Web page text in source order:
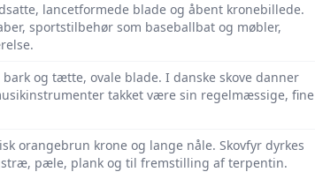
lancetformede blade og åbent kronebillede.
sportstilbehør som baseballbat og møbler,
og tætte, ovale blade. I danske skove danner
takket være sin regelmæssige, fine
orangebrun krone og lange nåle. Skovfyr dyrkes
pæle, plank og til fremstilling af terpentin.